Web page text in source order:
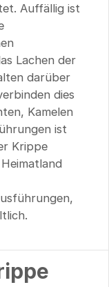
Auffällig ist
Lachen der
darüber
dies
Kamelen
ist
Krippe